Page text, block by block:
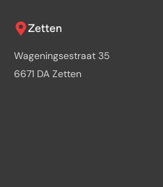
Zetten
Wageningsestraat 35
6671 DA Zetten